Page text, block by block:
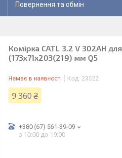
Повернення та обмін
Комірка CATL 3.2 V 302AH
(173х71х203(219) мм Q5
Немає в наявності Код: 23022
9 360 ₴
+380 (67) 561-39-09
з 10:00 до 19:00